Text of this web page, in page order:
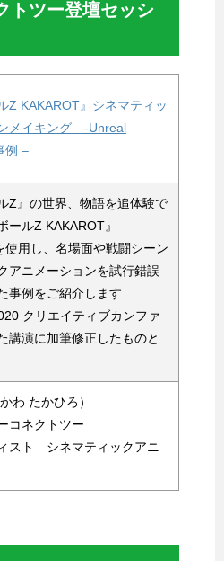
トツー登壇セッシ
Z KAKAROT』シネマティッ
メイキング -Unreal
例 –
Z』の世界、物語を追体験で
ールZ KAKAROT』
使用し、名場面や戦闘シーン
アニメーションを試行錯誤
事例をご紹介します
クリエイティブカンファ
講演に加筆修正したものと
かわ たかひろ）
コネクトツー
スト シネマティックアニ